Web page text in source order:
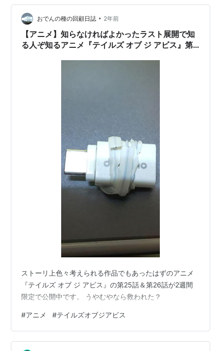
製品情報
機種 ： プレイステーション2 / ニンテンドー3DS
発売日 ： 2005年12月15日 / 2011年6月30日
今より2000年の昔。第七音素（ セブンスフォニ
）の発見により、惑星の誕生から消滅に至る未
来までを記した「星の記憶」の存在が確認され
長きに渡る戦いは大地を疲弊させ、毒を含む障気
を生み出した。人々は、星の記憶を読み取る音律
ために、大地深くに障気を封じ込めた。
時は流れて、現代。
世界はキムラスカ・ランバルディア王国と
ト帝国の二大国に分割され、危うい平和の均衡を
るローレライ教団によって、世界に発せられる
加中タイトル
おでんの種の回顧日誌 • 2年前
【アニメ】知らなければよかったラスト展開で知
る人ぞ知るアニメ『テイルズ オブ ジ アビス』第
ストーリ上色々考えられる作品でもあったはずのアニメ
『テイルズ オブ ジ アビス』の第25話＆第26話が2週間
限定で公開中です。 うやむやなら救われた？
#アニメ #テイルズオブジアビス